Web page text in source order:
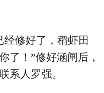
修好了，稻虾田
了！”修好涵闸后，
系人罗强。